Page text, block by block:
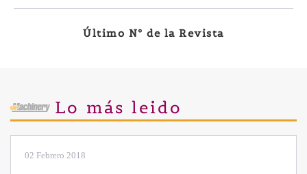
Último Nº de la Revista
Lo más leido
28 Enero 2019